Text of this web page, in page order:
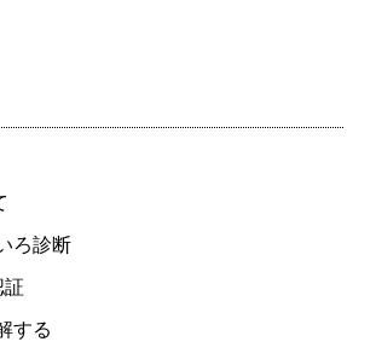
ろ診断
する